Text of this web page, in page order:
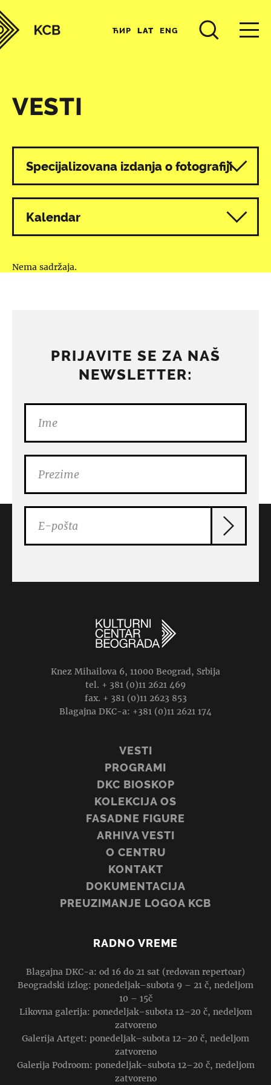
ЋИР LAT ENG
VESTI
Svi programi
Specijalizovana izdanja o fotografiji
Kalendar
Nema sadržaja.
PRIJAVITE SE ZA NAŠ
NEWSLETTER:
Knez Mihailova 6, 11000 Beograd, Srbija
tel. + 381 (0)11 2621 469
fax. + 381 (0)11 2623 853
Blagajna DKC-a: +381 (0)11 2621 174
VESTI
PROGRAMI
DKC BIOSKOP
KOLEKCIJA OS
FASADNE FIGURE
ARHIVA VESTI
O CENTRU
KONTAKT
DOKUMENTACIJA
PREUZIMANJE LOGOA KCB
RADNO VREME
Blagajna DKC-a: od 16 do 21 sat (redovan repertoar)
Beogradski izlog: ponedeljak–subota 9 – 21 č, nedeljom
10 – 15č
Likovna galerija: ponedeljak–subota 12–20 č, nedeljom
zatvoreno
Galerija Artget: ponedeljak–subota 12–20 č, nedeljom
zatvoreno
Galerija Podroom: ponedeljak–subota 12–20 č, nedeljom
zatvoreno